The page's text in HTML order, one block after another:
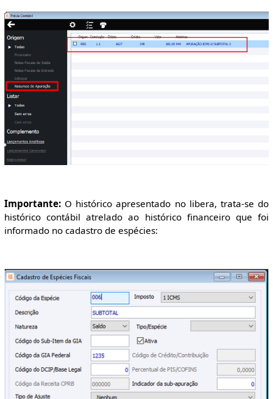
Importante:O histórico apresentado no libera, trata-se do
histórico contábil atrelado ao histórico financeiro que foi
informado no cadastro de espécies: